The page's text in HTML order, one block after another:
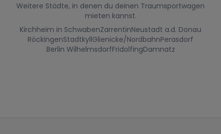
Weitere Städte, in denen du deinen Traumsportwagen
mieten kannst.
Kirchheim in SchwabenZarrentinNeustadt a.d. Donau
RöckingenStadtkyllGlienicke/NordbahnPerasdorf
Berlin WilhelmsdorfFridolfingDamnatz